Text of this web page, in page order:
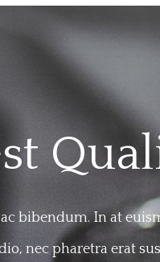
bibendum. In at
nec pharetra erat